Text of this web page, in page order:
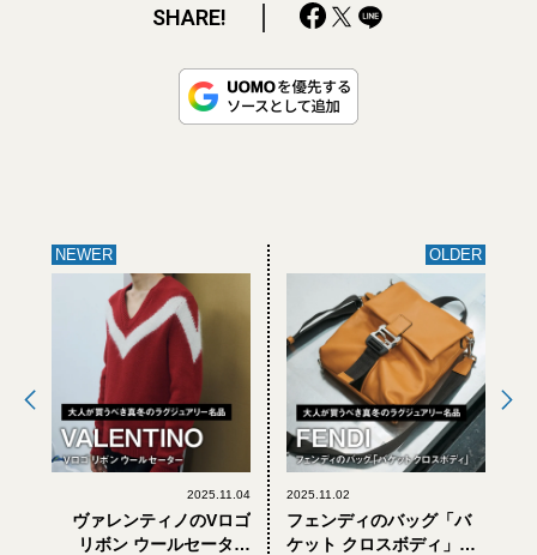
SHARE!
NEWER
2025.11.04
ヴァレンティノのVロゴ
リボン ウールセーター
OLDER
2025.11.02
フェンディのバッグ「バ
ケット クロスボディ」